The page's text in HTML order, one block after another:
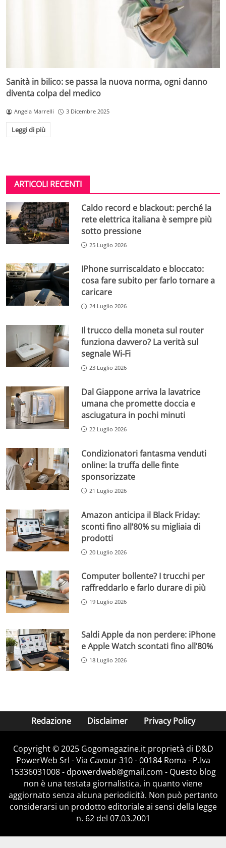
Sanità in bilico: se passa la nuova norma, ogni danno
diventa colpa del medico
Angela Marrelli 3 Dicembre 2025
Leggi di più
ARTICOLI RECENTI
Caldo record e blackout: perché la
rete elettrica italiana è sempre più
sotto pressione
25 Luglio 2026
IPhone surriscaldato e bloccato:
cosa fare subito per farlo tornare a
caricare
24 Luglio 2026
Il trucco della moneta sul router
funziona davvero? La verità sul
segnale Wi-Fi
23 Luglio 2026
Dal Giappone arriva la lavatrice
umana che promette doccia e
asciugatura in pochi minuti
22 Luglio 2026
Condizionatori fantasma venduti
online: la truffa delle finte
sponsorizzate
21 Luglio 2026
Amazon anticipa il Black Friday:
sconti fino all’80% su migliaia di
prodotti
20 Luglio 2026
Computer bollente? I trucchi per
raffreddarlo e farlo durare di più
19 Luglio 2026
Saldi Apple da non perdere: iPhone
e Apple Watch scontati fino all’80%
18 Luglio 2026
Redazione Disclaimer Privacy Policy
Copyright © 2025 Gogomagazine.it proprietà di D&D
PowerWeb Srl - Via Cavour 310 - 00184 Roma - P.Iva
15336031008 - dpowerdweb@gmail.com - Questo blog
non è una testata giornalistica, in quanto viene
aggiornato senza alcuna periodicità. Non può pertanto
considerarsi un prodotto editoriale ai sensi della legge
n. 62 del 07.03.2001